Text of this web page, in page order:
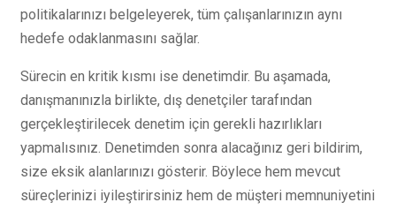
politikalarınızı belgeleyerek, tüm çalışanlarınızın aynı
hedefe odaklanmasını sağlar.
Sürecin en kritik kısmı ise denetimdir. Bu aşamada,
danışmanınızla birlikte, dış denetçiler tarafından
gerçekleştirilecek denetim için gerekli hazırlıkları
yapmalısınız. Denetimden sonra alacağınız geri bildirim,
size eksik alanlarınızı gösterir. Böylece hem mevcut
süreçlerinizi iyileştirirsiniz hem de müşteri memnuniyetini